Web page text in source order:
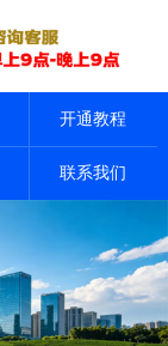
开通教程
联系我们